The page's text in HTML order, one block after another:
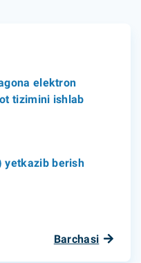
elektron
tizimini ishlab
yetkazib berish
Barchasi